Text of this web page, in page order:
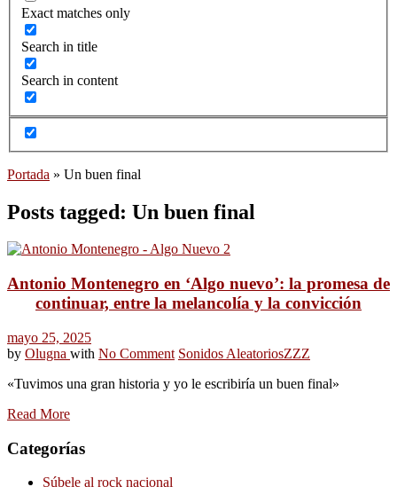
Exact matches only
Search in title
Search in content
Portada » Un buen final
Posts tagged: Un buen final
Antonio Montenegro en ‘Algo nuevo’: la promesa de
continuar, entre la melancolía y la convicción
mayo 25, 2025
by Olugna with No Comment Sonidos AleatoriosZZZ
«Tuvimos una gran historia y yo le escribiría un buen final»
Read More
Categorías
Súbele al rock nacional